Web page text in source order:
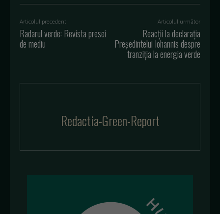
Articolul precedent
Radarul verde: Revista presei
de mediu
Articolul următor
Reacții la declarația
Președintelui Iohannis despre
tranziția la energia verde
Redactia-Green-Report